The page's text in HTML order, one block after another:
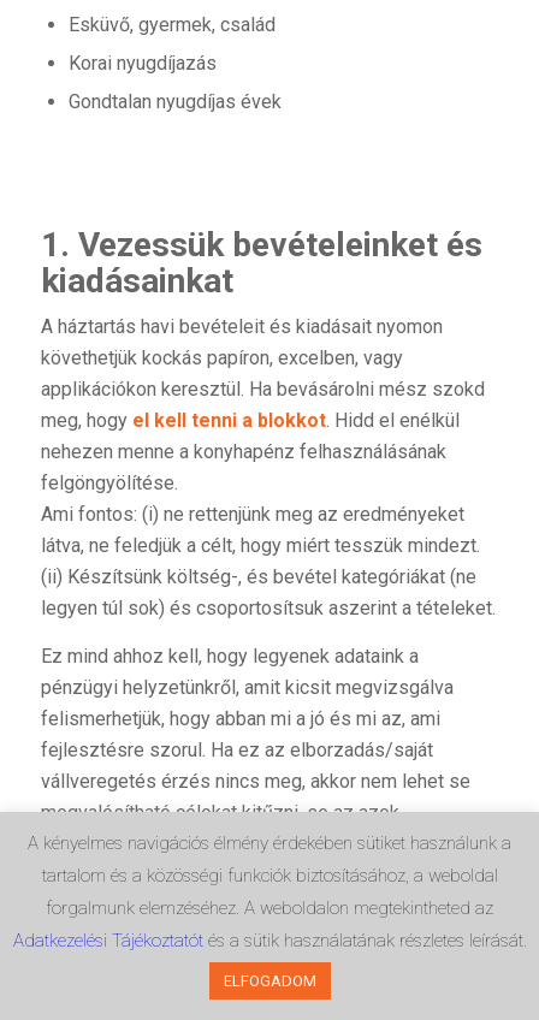
Esküvő, gyermek, család
Korai nyugdíjazás
Gondtalan nyugdíjas évek
1. Vezessük bevételeinket és
kiadásainkat
A háztartás havi bevételeit és kiadásait nyomon
követhetjük kockás papíron, excelben, vagy
applikációkon keresztül. Ha bevásárolni mész szokd
meg, hogy el kell tenni a blokkot. Hidd el enélkül
nehezen menne a konyhapénz felhasználásának
felgöngyölítése.
Ami fontos: (i) ne rettenjünk meg az eredményeket
látva, ne feledjük a célt, hogy miért tesszük mindezt.
(ii) Készítsünk költség-, és bevétel kategóriákat (ne
legyen túl sok) és csoportosítsuk aszerint a tételeket.
Ez mind ahhoz kell, hogy legyenek adataink a
pénzügyi helyzetünkről, amit kicsit megvizsgálva
felismerhetjük, hogy abban mi a jó és mi az, ami
fejlesztésre szorul. Ha ez az elborzadás/saját
vállveregetés érzés nincs meg, akkor nem lehet se
megvalósítható célokat kitűzni, se az azok
eléréséhez vezető utat megtervezni.
2. Családi terv legyen
A kényelmes navigációs élmény érdekében sütiket használunk a
tartalom és a közösségi funkciók biztosításához, a weboldal
forgalmunk elemzéséhez. A weboldalon megtekintheted az
Adatkezelési Tájékoztatót és a sütik használatának részletes leírását.
ELFOGADOM